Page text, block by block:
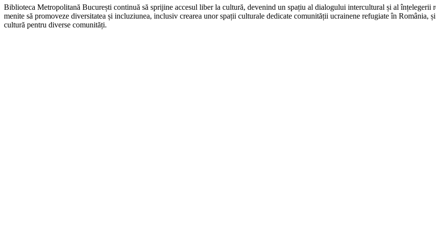
Biblioteca Metropolitană București continuă să sprijine accesul liber la cultură, devenind un spațiu al dialogului intercultural și al
menite să promoveze diversitatea și incluziunea, inclusiv crearea unor spații culturale dedicate comunității ucrainene refugiate în România,
cultură pentru diverse comunități.